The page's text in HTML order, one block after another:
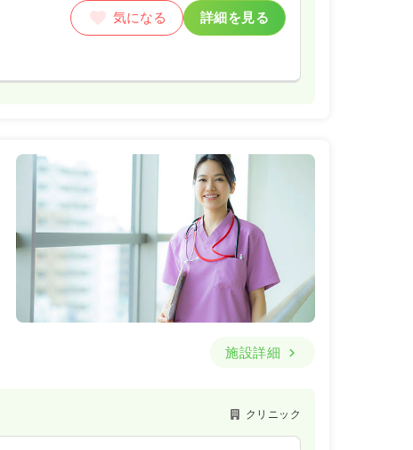
気になる 詳細を見る
施設詳細
クリニック